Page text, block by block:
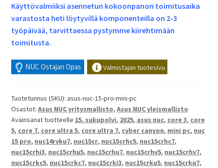
Käyttövalmiiksi asennetun kokoonpanon toimitusaika
varastosta heti löytyvillä komponenteilla on 2-3
työpäivää, tarvittaessa pystymme kiirehtimään
toimitusta.
NUC Ostajan Opas Valmistajan tuotesivu
Tuotetunnus (SKU): asus-nuc-15-pro-mini-pc
Osastot: Asus NUC yritysmallisto, Asus NUC yleismallisto
Avainsanat tuotteelle 15. sukupolvi, 2025, asus nuc, core 3, core
5, core 7, core ultra 5, core ultra 7, cyber canyon, mini pc, nuc
15 pro, nuc14rvku7, nuc15cr, nuc15crhc5, nuc15crhc7,
nuc15crhi3, nuc15crhu5, nuc15crhu7, nuc15crhv5, nuc15crhv7,
nuc15crkc5, nuc15crkc7, nuc15crki3, nuc15crku5, nuc15crku7,